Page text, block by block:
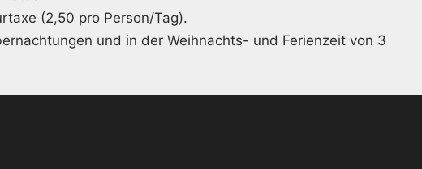
(2,50 pro Person/Tag).
und in der Weihnachts- und Ferienzeit von 3